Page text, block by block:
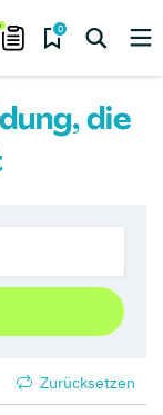
0
die
Zurücksetzen